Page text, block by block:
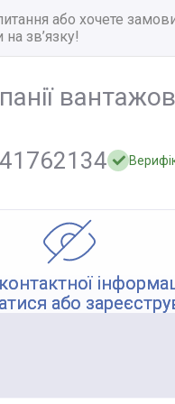
або хочете
зв’язку!
або